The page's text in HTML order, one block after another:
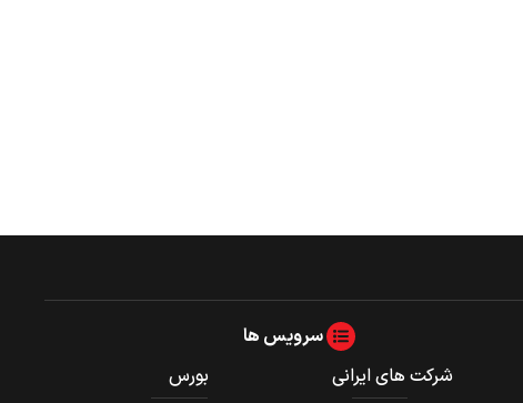
سرویس ها
شرکت های ایرانی
بورس